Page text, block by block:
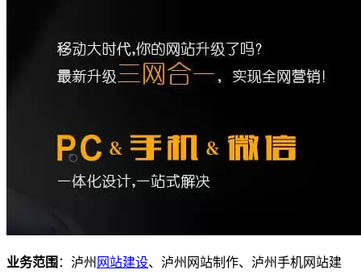
业务范围 ：泸州 网站建设、泸州网站制作、泸州手机网站建